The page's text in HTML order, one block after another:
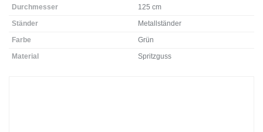
Durchmesser
125 cm
Ständer
Metallständer
Farbe
Grün
Material
Spritzguss